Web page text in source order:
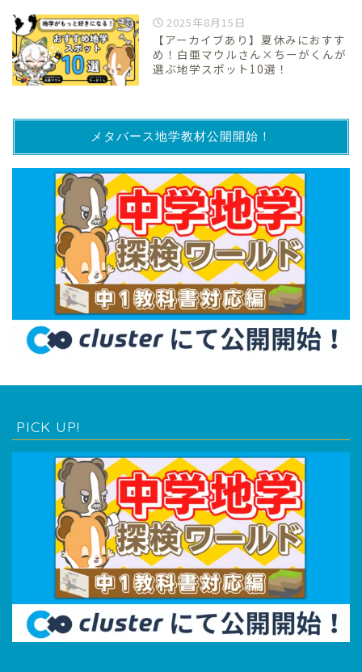
2025年8月15日
【アーカイブあり】夏休みにおすす
め！白亜マウルさん×ちーがくんが
選ぶ地学スポット10選！
メタバース地学教材公開開始！
PICK UP!